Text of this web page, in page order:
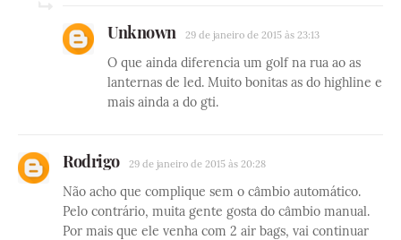
Unknown 29 de janeiro de 2015 às 23:13
O que ainda diferencia um golf na rua ao as
lanternas de led. Muito bonitas as do highline e
mais ainda a do gti.
Rodrigo 29 de janeiro de 2015 às 20:28
Não acho que complique sem o câmbio automático.
Pelo contrário, muita gente gosta do câmbio manual.
Por mais que ele venha com 2 air bags, vai continuar